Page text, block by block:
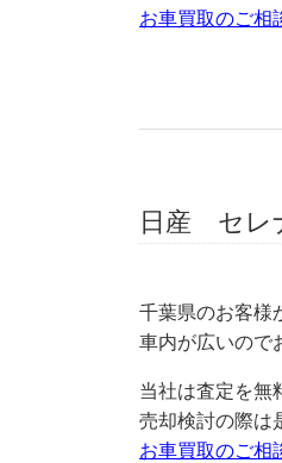
お車買取のご相
日産 セレ
千葉県のお客様
車内が広いので
当社は査定を無
売却検討の際は
お車買取のご相